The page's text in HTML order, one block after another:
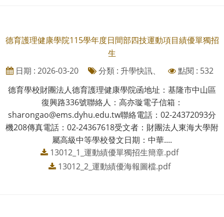
德育護理健康學院115學年度日間部四技運動項目績優單獨招
生
日期 : 2026-03-20
分類 : 升學快訊、
點閱 : 532
德育學校財團法人德育護理健康學院函地址：基隆市中山區
復興路336號聯絡人：高亦璇電子信箱：
sharongao@ems.dyhu.edu.tw聯絡電話：02-24372093分
機208傳真電話：02-24367618受文者：財團法人東海大學附
屬高級中等學校發文日期：中華....
13012_1_運動績優單獨招生簡章.pdf
13012_2_運動績優海報圖檔.pdf